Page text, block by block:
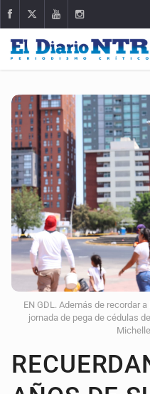
EN GDL. Además de recordar
jornada de pega de cédulas